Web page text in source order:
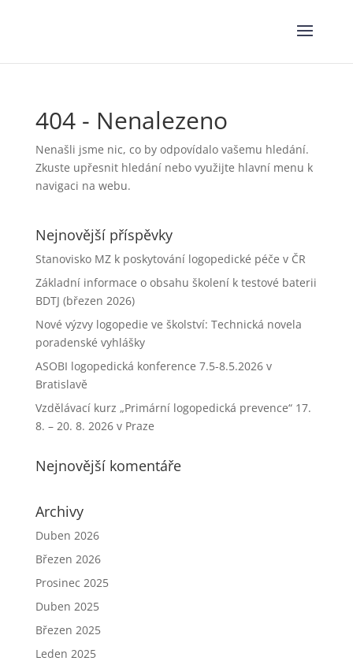
404 - Nenalezeno
Nenašli jsme nic, co by odpovídalo vašemu hledání.
Zkuste upřesnit hledání nebo využijte hlavní menu k
navigaci na webu.
Nejnovější příspěvky
Stanovisko MZ k poskytování logopedické péče v ČR
Základní informace o obsahu školení k testové baterii
BDTJ (březen 2026)
Nové výzvy logopedie ve školství: Technická novela
poradenské vyhlášky
ASOBI logopedická konference 7.5-8.5.2026 v
Bratislavě
Vzdělávací kurz „Primární logopedická prevence“ 17.
8. – 20. 8. 2026 v Praze
Nejnovější komentáře
Archivy
Duben 2026
Březen 2026
Prosinec 2025
Duben 2025
Březen 2025
Leden 2025